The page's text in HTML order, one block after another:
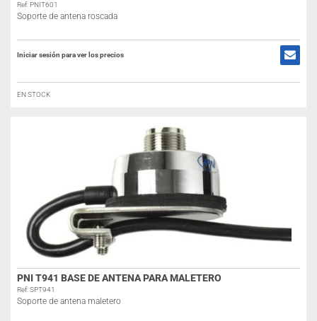
Ref: PNIT601
Soporte de antena roscada
Iniciar sesión para ver los precios
EN STOCK
PNI T941 BASE DE ANTENA PARA MALETERO
Ref: SPT941
Soporte de antena maletero